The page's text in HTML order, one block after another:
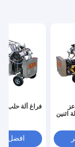
اثنين
فراغ آلة حلب
افضل